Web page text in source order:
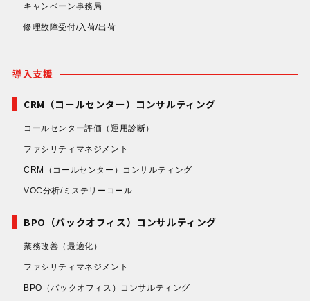
キャンペーン事務局
修理故障受付/入荷/出荷
導入支援
CRM（コールセンター）コンサルティング
コールセンター評価 （運用診断）
ファシリティマネジメント
CRM（コールセンター）コンサルティング
VOC分析/ミステリーコール
BPO（バックオフィス）コンサルティング
業務改善 （最適化）
ファシリティマネジメント
BPO（バックオフィス）コンサルティング